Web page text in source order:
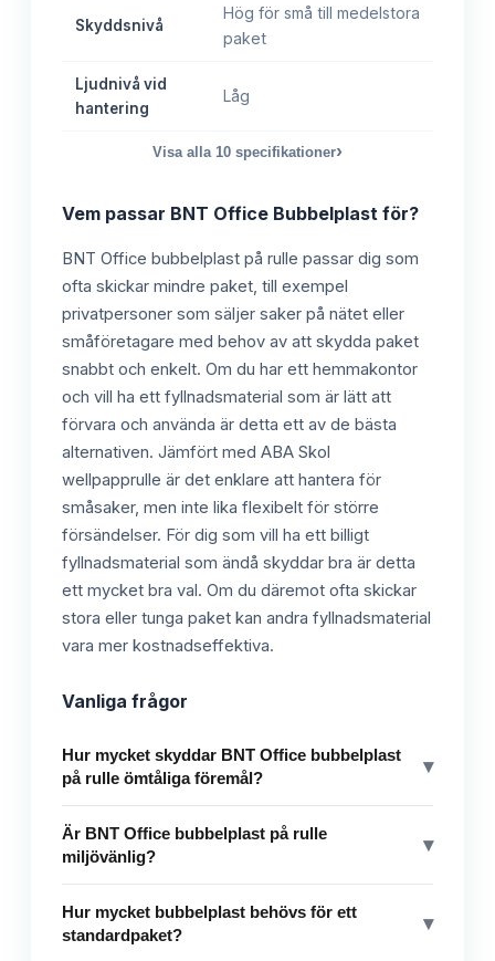
Skyddsnivå
Hög för små till medelstora
paket
Ljudnivå vid
hantering
Låg
Visa alla 10 specifikationer›
Vem passar BNT Office Bubbelplast för?
BNT Office bubbelplast på rulle passar dig som
ofta skickar mindre paket, till exempel
privatpersoner som säljer saker på nätet eller
småföretagare med behov av att skydda paket
snabbt och enkelt. Om du har ett hemmakontor
och vill ha ett fyllnadsmaterial som är lätt att
förvara och använda är detta ett av de bästa
alternativen. Jämfört med ABA Skol
wellpapprulle är det enklare att hantera för
småsaker, men inte lika flexibelt för större
försändelser. För dig som vill ha ett billigt
fyllnadsmaterial som ändå skyddar bra är detta
ett mycket bra val. Om du däremot ofta skickar
stora eller tunga paket kan andra fyllnadsmaterial
vara mer kostnadseffektiva.
Vanliga frågor
Hur mycket skyddar BNT Office bubbelplast
på rulle ömtåliga föremål?
▾
Är BNT Office bubbelplast på rulle
miljövänlig?
▾
Hur mycket bubbelplast behövs för ett
standardpaket?
▾